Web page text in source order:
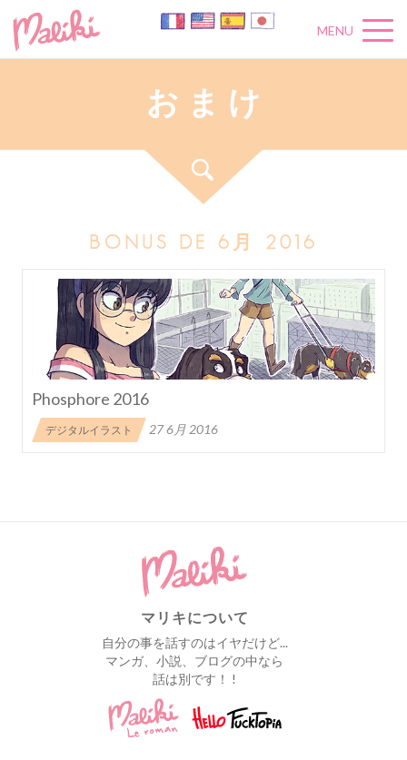
MENU
お ま け
BONUS DE 6月 2016
Phosphore 2016
デジタルイラスト 27 6月 2016
マリキについて
自分の事を話すのはイヤだけど...
マンガ、小説、ブログの中なら
話は別です！ !